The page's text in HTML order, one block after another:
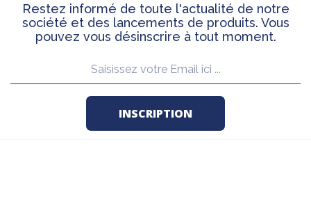
Restez informé de toute l'actualité de notre
société et des lancements de produits. Vous
pouvez vous désinscrire à tout moment.